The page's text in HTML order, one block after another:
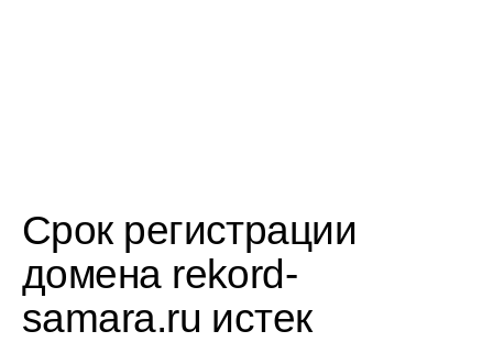
Срок регистрации
домена rekord-
samara.ru истек